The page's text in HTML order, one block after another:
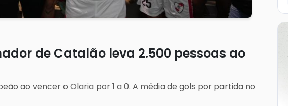
de Catalão leva 2.500 pessoas ao
ao vencer o Olaria por 1 a 0. A média de gols por partida no